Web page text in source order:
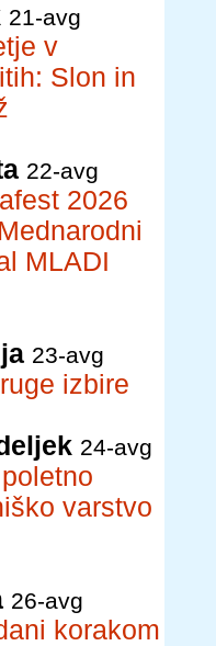
21-avg
v
Slon in
22-avg
2026
MLADI
23-avg
izbire
24-avg
varstvo
26-avg
korakom